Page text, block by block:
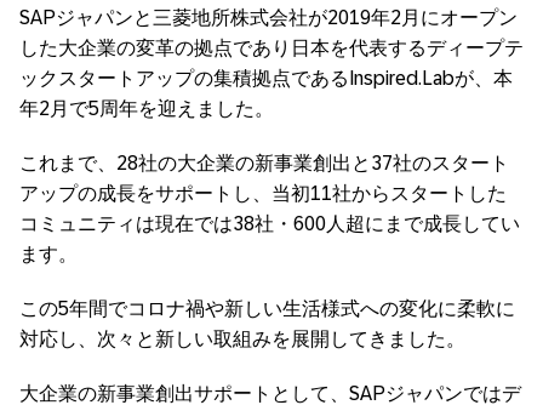
SAPジャパンと三菱地所株式会社が2019年2月にオープン
した大企業の変革の拠点であり日本を代表するディープテ
ックスタートアップの集積拠点であるInspired.Labが、本
年2月で5周年を迎えました。
これまで、28社の大企業の新事業創出と37社のスタート
アップの成長をサポートし、当初11社からスタートした
コミュニティは現在では38社・600人超にまで成長してい
ます。
この5年間でコロナ禍や新しい生活様式への変化に柔軟に
対応し、次々と新しい取組みを展開してきました。
大企業の新事業創出サポートとして、SAPジャパンではデ